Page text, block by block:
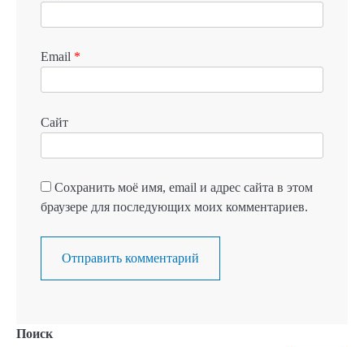
Email *
Сайт
Сохранить моё имя, email и адрес сайта в этом
браузере для последующих моих комментариев.
Поиск